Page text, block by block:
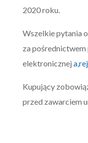
2020 roku.
Wszelkie pytania
za
elektronicznej a,
Kupujący
przed zawarciem